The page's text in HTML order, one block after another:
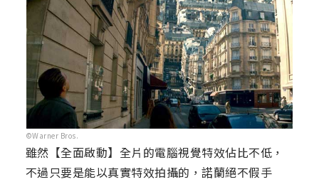
©Warner Bros.
雖然【全面啟動】全片的電腦視覺特效佔比不低，
不過只要是能以真實特效拍攝的，諾蘭絕不假手